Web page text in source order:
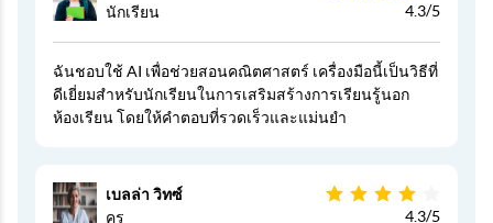
นักเรียน
4.3/5
ฉันชอบใช้ AI เพื่อช่วยสอนคณิตศาสตร์ เครื่องมือนี้เป็นวิธีที่
ดีเยี่ยมสำหรับนักเรียนในการเสริมสร้างการเรียนรู้นอก
ห้องเรียน โดยให้คำตอบที่รวดเร็วและแม่นยำ
เบลล่า วิทซ์
ครู
4.3/5